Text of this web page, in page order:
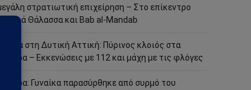
στρατιωτική επιχείρηση – Στο επίκεντρο
Ερυθρά Θάλασσα και Bab al-Mandab
Φωτιά στη Δυτική Αττική: Πύρινος κλοιός στα
Μέγαρα – Εκκενώσεις με 112 και μάχη με τις φλόγες
Μέγαρα: Γυναίκα παρασύρθηκε από συρμό του